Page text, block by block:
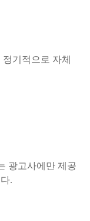
기적으로 자체
광고사에만 제공
.